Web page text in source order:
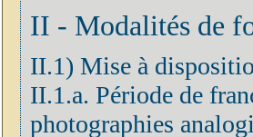
II - Modalités de
II.1) Mise à
II.1.a. Période de
photographies